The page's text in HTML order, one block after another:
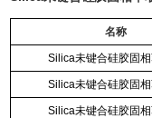
名称
Silica未键合硅胶固
Silica未键合硅胶固
Silica未键合硅胶固